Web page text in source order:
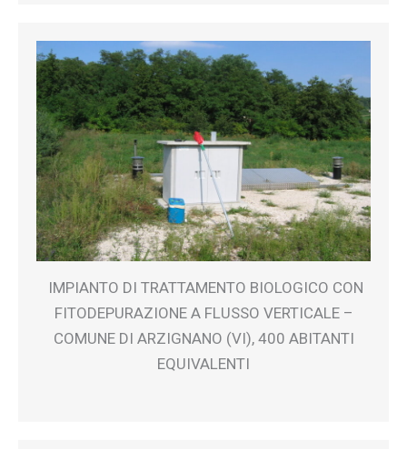
IMPIANTO DI TRATTAMENTO BIOLOGICO CON
FITODEPURAZIONE A FLUSSO VERTICALE –
COMUNE DI ARZIGNANO (VI), 400 ABITANTI
EQUIVALENTI